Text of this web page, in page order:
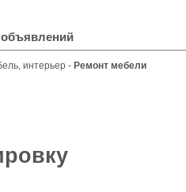
объявлений
интерьер - Ремонт мебели